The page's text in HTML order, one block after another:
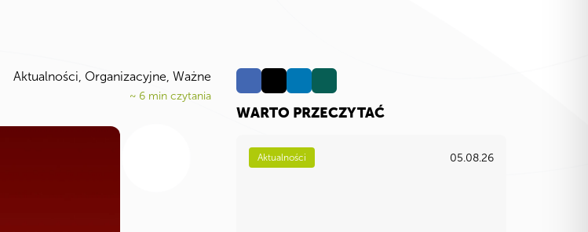
Aktualności, Organizacyjne, Ważne
~ 6 min czytania
WARTO PRZECZYTAĆ
Aktualności 05.08.26